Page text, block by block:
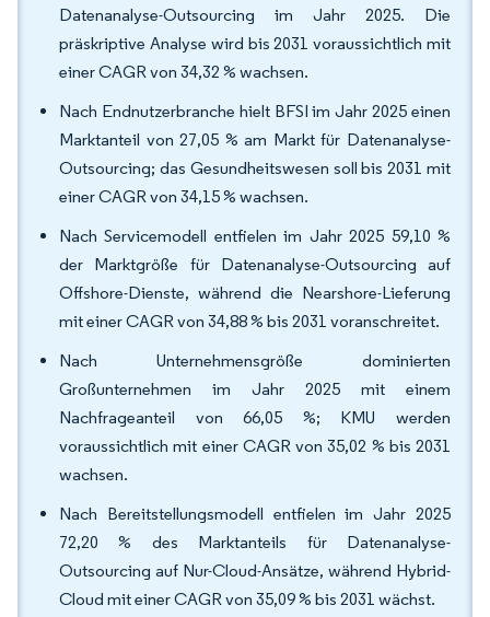
Datenanalyse-Outsourcing im Jahr 2025. Die
präskriptive Analyse wird bis 2031 voraussichtlich mit
einer CAGR von 34,32 % wachsen.
Nach Endnutzerbranche hielt BFSI im Jahr 2025 einen
Marktanteil von 27,05 % am Markt für Datenanalyse-
Outsourcing; das Gesundheitswesen soll bis 2031 mit
einer CAGR von 34,15 % wachsen.
Nach Servicemodell entfielen im Jahr 2025 59,10 %
der Marktgröße für Datenanalyse-Outsourcing auf
Offshore-Dienste, während die Nearshore-Lieferung
mit einer CAGR von 34,88 % bis 2031 voranschreitet.
Nach Unternehmensgröße dominierten
Großunternehmen im Jahr 2025 mit einem
Nachfrageanteil von 66,05 %; KMU werden
voraussichtlich mit einer CAGR von 35,02 % bis 2031
wachsen.
Nach Bereitstellungsmodell entfielen im Jahr 2025
72,20 % des Marktanteils für Datenanalyse-
Outsourcing auf Nur-Cloud-Ansätze, während Hybrid-
Cloud mit einer CAGR von 35,09 % bis 2031 wächst.